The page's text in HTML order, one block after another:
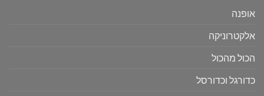
אופנה
אלקטרוניקה
הכול מהכול
כדורגל וכדורסל